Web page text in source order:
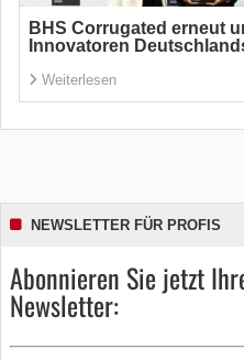
BHS Corrugated erneut
Innovatoren
Weiterlesen
NEWSLETTER FÜR PROFIS
Abonnieren Sie jetzt
Newsletter: